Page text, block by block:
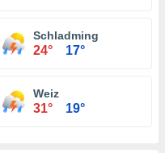
Schladming
24° 17°
Weiz
31° 19°